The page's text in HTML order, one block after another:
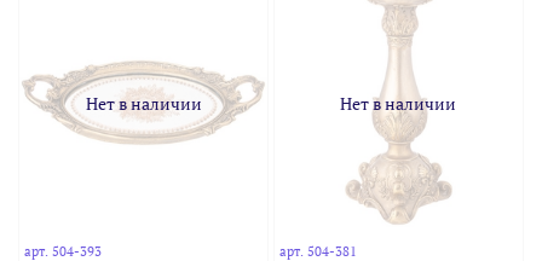
Нет в наличии
арт.504-393
Нет в наличии
арт. 504-381